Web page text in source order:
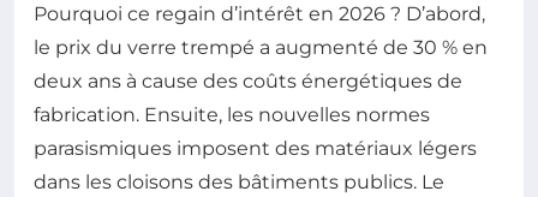
Pourquoi ce regain d’intérêt en 2026 ? D’abord,
le prix du verre trempé a augmenté de 30 % en
deux ans à cause des coûts énergétiques de
fabrication. Ensuite, les nouvelles normes
parasismiques imposent des matériaux légers
dans les cloisons des bâtiments publics. Le